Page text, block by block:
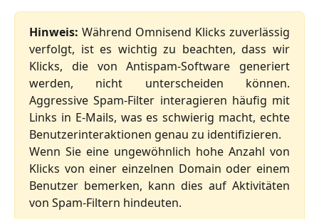
Hinweis: Während Omnisend Klicks zuverlässig
verfolgt, ist es wichtig zu beachten, dass wir
Klicks, die von Antispam-Software generiert
werden, nicht unterscheiden können.
Aggressive Spam-Filter interagieren häufig mit
Links in E-Mails, was es schwierig macht, echte
Benutzerinteraktionen genau zu identifizieren.
Wenn Sie eine ungewöhnlich hohe Anzahl von
Klicks von einer einzelnen Domain oder einem
Benutzer bemerken, kann dies auf Aktivitäten
von Spam-Filtern hindeuten.